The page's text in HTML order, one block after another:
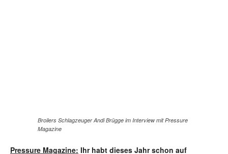
Broilers Schlagzeuger Andi Brügge im Interview mit Pressure
Magazine
Pressure Magazine: Ihr habt dieses Jahr schon auf